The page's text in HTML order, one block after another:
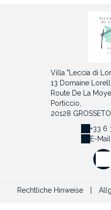
Villa "Leccia di
13 Domaine
Route De La
Porticcio,
20128
+33 6
E-
Rechtliche Hinweise